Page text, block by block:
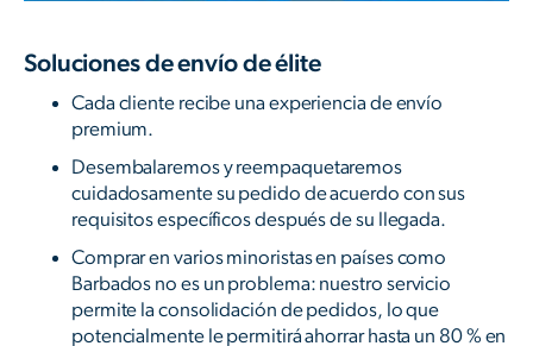
Soluciones de envío de élite
Cada cliente recibe una experiencia de envío
premium.
Desembalaremos y reempaquetaremos
cuidadosamente su pedido de acuerdo con sus
requisitos específicos después de su llegada.
Comprar en varios minoristas en países como
Barbados no es un problema: nuestro servicio
permite la consolidación de pedidos, lo que
potencialmente le permitirá ahorrar hasta un 80 % en